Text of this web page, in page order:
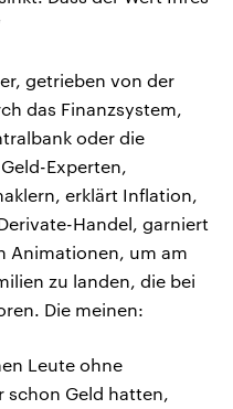
getrieben von der
das Finanzsystem,
oder die
Experten,
erklärt Inflation,
Handel, garniert
Animationen, um am
zu landen, die bei
Die meinen:
Leute ohne
schon Geld hatten,